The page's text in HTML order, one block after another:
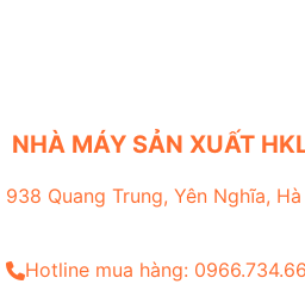
NHÀ MÁY SẢN XUẤT
938 Quang Trung, Yên Nghĩa,
Hotline mua hàng: